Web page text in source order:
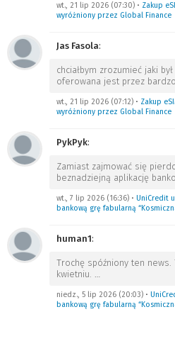
wt., 21 lip 2026 (07:30) • Zakup
wyróżniony przez Global Finance
Jas Fasola:
chciałbym zrozumieć jaki
oferowana jest przez
wt., 21 lip 2026 (07:12) • Zakup
wyróżniony przez Global Finance
PykPyk:
Zamiast zajmować się
beznadziejną aplikację
wt., 7 lip 2026 (16:36) • UniCredit
bankową grę fabularną
human1:
Trochę spóźniony ten news.
kwietniu. …
niedz., 5 lip 2026 (20:03) •
bankową grę fabularną